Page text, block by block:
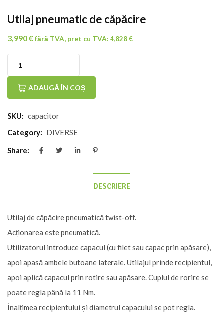
În
Articole
Utilaj pneumatic de căpăcire
3,990€fără TVA, pret cu TVA: 4,828€
Utilaj
de
căpăcire
ADAUGĂ ÎN COȘ
SKU: capacitor
Category: DIVERSE
Share:
DESCRIERE
Utilaj de căpăcire pneumatică twist-off.
Acționarea este pneumatică.
Utilizatorul introduce capacul (cu filet sau capac prin apăsare),
apoi apasă ambele butoane laterale. Utilajul prinde recipientul,
apoi aplică capacul prin rotire sau apăsare. Cuplul de rorire se
poate regla până la 11 Nm.
Înalțimea recipientului și diametrul capacului se pot regla.